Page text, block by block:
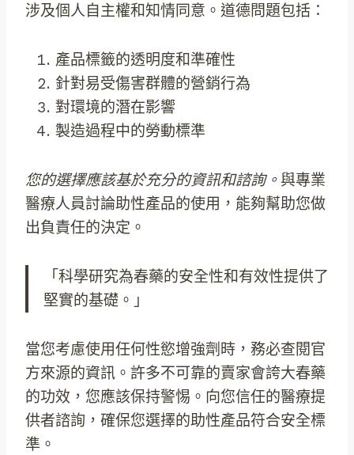
涉及個人自主權和知情同意。道德問題包括：
產品標籤的透明度和準確性
針對易受傷害群體的營銷行為
對環境的潛在影響
製造過程中的勞動標準
您的選擇應該基於充分的資訊和諮詢。 與專業
醫療人員討論助性產品的使用，能夠幫助您做
出負責任的決定。
「科學研究為春藥的安全性和有效性提供了
堅實的基礎。」
當您考慮使用任何性慾增強劑時，務必查閱官
方來源的資訊。許多不可靠的賣家會誇大春藥
的功效，您應該保持警惕。向您信任的醫療提
供者諮詢，確保您選擇的助性產品符合安全標
準。